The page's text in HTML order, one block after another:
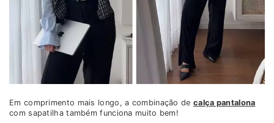
Em comprimento mais longo, a combinação de calça pantalona
com sapatilha também funciona muito bem!